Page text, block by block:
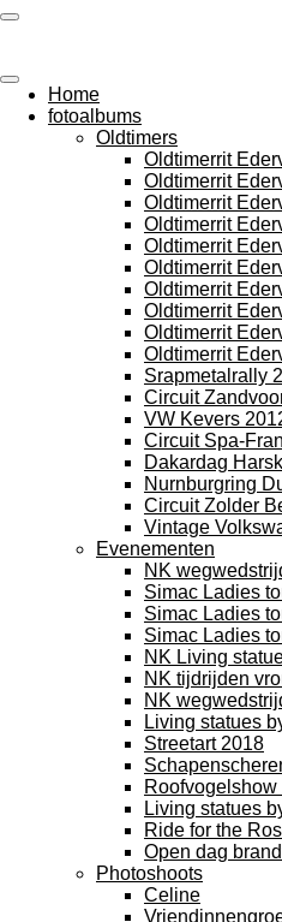
Ga
de
hoofdinhoud
Home
fotoalbums
Oldtimers
Oldtimerrit
Oldtimerrit
Oldtimerrit
Oldtimerrit
Oldtimerrit
Oldtimerrit
Oldtimerrit
Oldtimerrit
Oldtimerrit
Oldtimerrit
Srapmetalrally
Circuit
VW Kevers
Circuit Spa-
Dakardag
Nurnburgring
Circuit Zolder
Vintage
Evenementen
NK
Simac Ladies
Simac Ladies
Simac Ladies
NK Living
NK tijdrijden
NK
Living statues
Streetart 2018
Roofvogelshow
Living statues
Ride for the
Open dag
Photoshoots
Celine